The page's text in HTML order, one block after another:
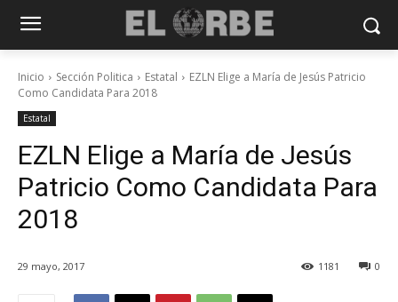
Inicio Sección Politica Estatal
EZLN Elige a María de Jesús Patricio
Como Candidata Para 2018
Estatal
EZLN Elige a María de Jesús
Patricio Como Candidata Para
2018
29 mayo, 2017 0
1181